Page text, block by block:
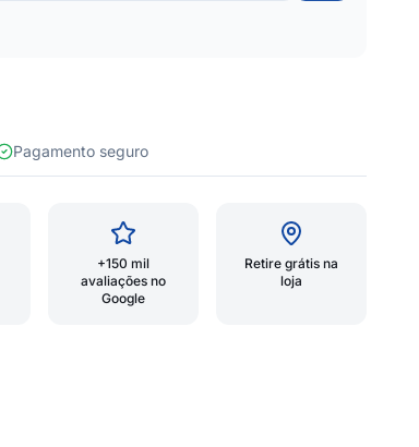
Pagamento seguro
+150 mil
avaliações no
Google
Retire grátis na
loja